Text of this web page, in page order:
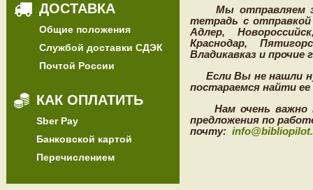
ДОСТАВКА
Общие положения
Службой доставки СДЭК
Почтой России
КАК ОПЛАТИТЬ
Sber Pay
Банковской картой
Перечислением
Мы отправляем
тетрадь с
Адлер,
Краснодар,
Владикавказ и прочие
Если Вы не нашли
постараемся найти
Нам очень важно
предложения по
почту: